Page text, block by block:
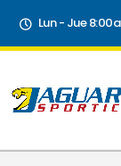
Lun - Jue